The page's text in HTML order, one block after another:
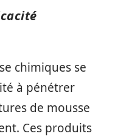
chimiques se
à pénétrer
de mousse
Ces produits